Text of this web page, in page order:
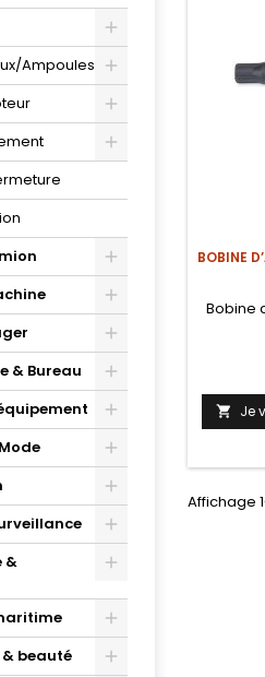
Ampoules
& Bureau
&
beauté
BOBINE
Bobine
 Je
Affichage